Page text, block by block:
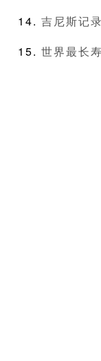
吉尼斯记
世界最长